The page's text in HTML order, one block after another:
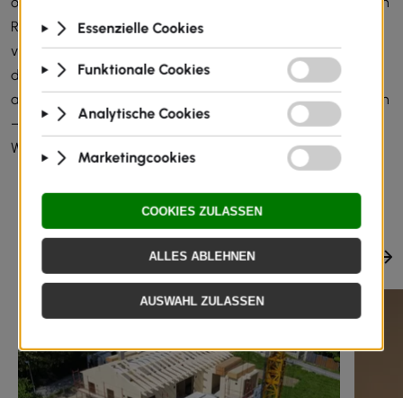
Raum im Dachgeschoss in wertvollen Wohnraum zu
verwandeln. Beim Ausbau achten wir auf jedes Detail,
damit Sie Ihren Dachboden nicht nur funktional, sondern
auch ästhetisch ausbauen und langfristig profitieren können
– mit moderner Qualität und einem spürbar neuen
Wohngefühl.